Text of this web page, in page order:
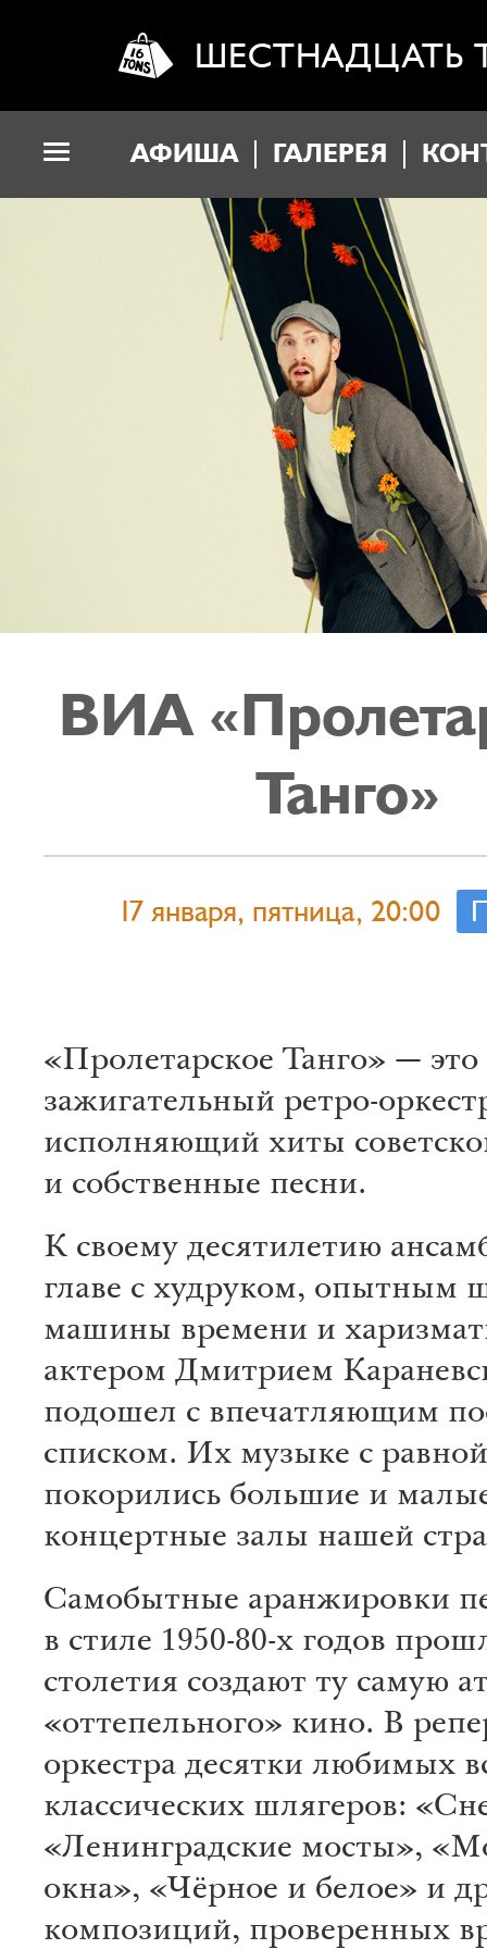
ШЕСТНАДЦАТЬ
АФИША ГАЛЕРЕЯ
ВИА
Танго»
17 января, пятница, 20:00
«Пролетарское Танго» — это
зажигательный ретро-
исполняющий хиты
и собственные песни.
К своему десятилетию
главе с худруком, опытным
машины времени и
актером Дмитрием
подошел с впечатляющим
списком. Их музыке с
покорились большие и
концертные залы нашей
Самобытные аранжировки
в стиле 1950-80-х годов
столетия создают ту самую
«оттепельного» кино. В
оркестра десятки любимых
классических шлягеров:
«Ленинградские мосты»,
окна», «Чёрное и белое» и
композиций, проверенных